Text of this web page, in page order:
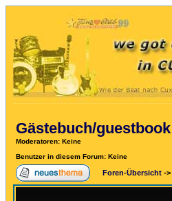
Gästebuch/guestbook
Moderatoren: Keine
Benutzer in diesem Forum: Keine
Foren-Übersicht ->